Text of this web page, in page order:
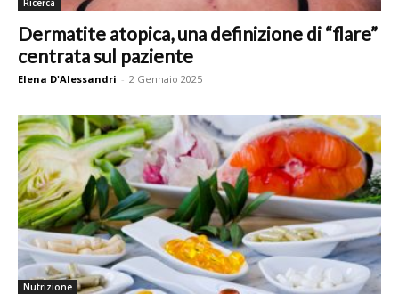
Ricerca
Dermatite atopica, una definizione di “flare”
centrata sul paziente
Elena D'Alessandri - 2 Gennaio 2025
Nutrizione